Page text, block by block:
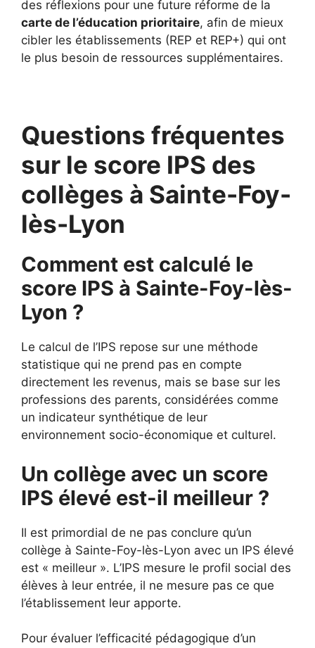
des réflexions pour une future réforme de la
carte de l’éducation prioritaire, afin de mieux
cibler les établissements (REP et REP+) qui ont
le plus besoin de ressources supplémentaires.
Questions fréquentes
sur le score IPS des
collèges à Sainte-Foy-
lès-Lyon
Comment est calculé le
score IPS à Sainte-Foy-lès-
Lyon ?
Le calcul de l’IPS repose sur une méthode
statistique qui ne prend pas en compte
directement les revenus, mais se base sur les
professions des parents, considérées comme
un indicateur synthétique de leur
environnement socio-économique et culturel.
Un collège avec un score
IPS élevé est-il meilleur ?
Il est primordial de ne pas conclure qu’un
collège à Sainte-Foy-lès-Lyon avec un IPS élevé
est « meilleur ». L’IPS mesure le profil social des
élèves à leur entrée, il ne mesure pas ce que
l’établissement leur apporte.
Pour évaluer l’efficacité pédagogique d’un